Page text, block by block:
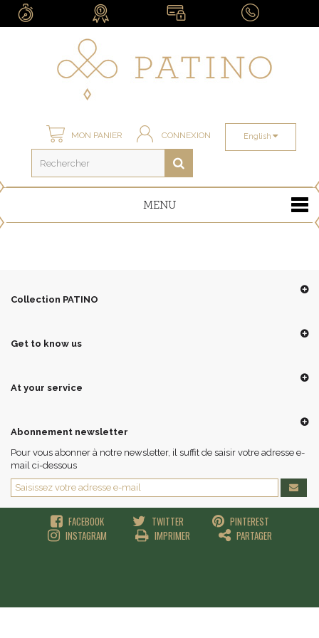
English
CONNEXION
MON PANIER
MENU
Collection PATINO
Get to know us
At your service
Abonnement newsletter
Pour vous abonner à notre newsletter, il suffit de saisir votre adresse e-
mail ci-dessous
FACEBOOK TWITTER
PINTEREST
INSTAGRAM
IMPRIMER PARTAGER